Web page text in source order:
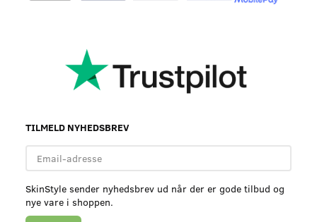
TILMELD NYHEDSBREV
Email-
adresse
SkinStyle sender nyhedsbrev ud når der er gode tilbud og
nye vare i shoppen.